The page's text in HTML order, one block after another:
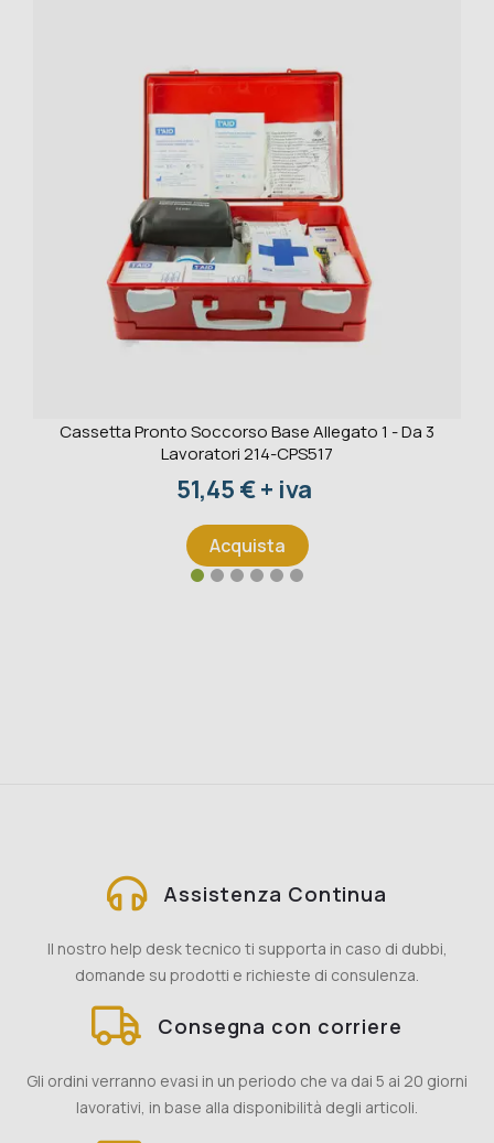
Cassetta Pronto Soccorso Base Allegato 1 - Da 3
Lavoratori 214-CPS517
Prezzo
51,45 € + iva
Acquista
Assistenza Continua
Il nostro help desk tecnico ti supporta in caso di dubbi,
domande su prodotti e richieste di consulenza.
Consegna con corriere
Gli ordini verranno evasi in un periodo che va dai 5 ai 20 giorni
lavorativi, in base alla disponibilità degli articoli.